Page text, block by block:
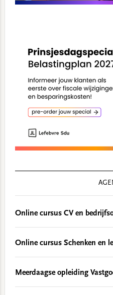
Online cursus CV en
Online cursus Schenken en
Meerdaagse opleiding